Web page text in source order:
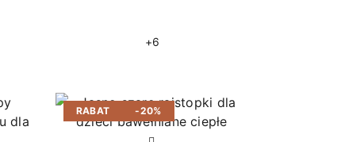
+6
RABAT -20%